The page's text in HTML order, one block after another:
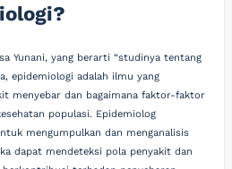
Yunani, yang berarti “studinya tentang
epidemiologi adalah ilmu yang
menyebar dan bagaimana faktor-faktor
populasi. Epidemiolog
mengumpulkan dan menganalisis
dapat mendeteksi pola penyakit dan